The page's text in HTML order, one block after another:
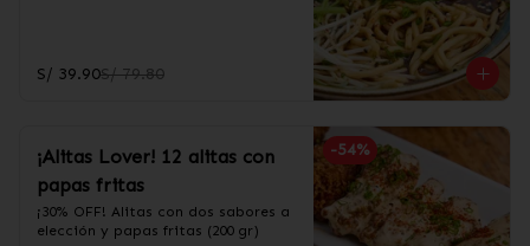
S/ 39.90S/ 79.80
-54%
¡Alitas Lover! 12 alitas con
papas fritas
¡30% OFF! Alitas con dos sabores a
elección y papas fritas (200 gr)